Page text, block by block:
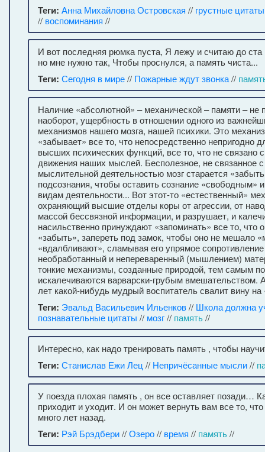
Теги: Анна Михайловна Островская // грустные цитаты
// воспоминания //
И вот последняя рюмка пуста, Я лежу и считаю до
но мне нужно так, Чтобы проснулся, а память чиста...
Теги: Сегодня в мире// Пожарные ждут звонка//
Наличие «абсолютной» – механической – памяти – не
наоборот, ущербность в отношении одного из
механизмов нашего мозга, нашей психики. Это
«забывает» все то, что непосредственно непригодно
высших психических функций, все то, что не связано
движения наших мыслей. Бесполезное, не связанное с
мыслительной деятельностью мозг старается
подсознания, чтобы оставить сознание «свободным»
видам деятельности... Вот этот-то «естественный»
охраняющий высшие отделы коры от агрессии, от
массой бессвязной информации, и разрушает, и
насильственно принуждают «запоминать» все то, что
«забыть», запереть под замок, чтобы оно не мешало
«вдалбливают», сламывая его упрямое
необработанный и непереваренный (мышлением)
тонкие механизмы, созданные природой, тем самым
искалечиваются варварски-грубым вмешательством.
лет какой-нибудь мудрый воспитатель свалит вину на
Теги: Эвальд Васильевич Ильенков// Школа должна
познавательные цитаты // мозг// память//
Интересно, как надо тренировать память , чтобы
Теги: Станислав Ежи Лец // Непричёсанные мысли//
У поезда плохая память , он все оставляет позади…
приходит и уходит. И он может вернуть вам все то,
много лет назад.
Теги: Рэй Брэдбери//Озеро// время // память//